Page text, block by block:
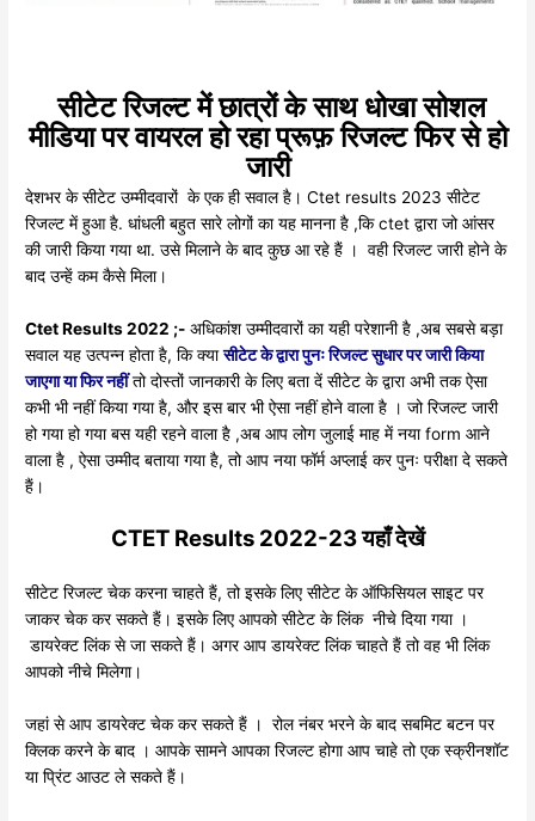
सीटेट रिजल्ट में छात्रों के साथ धोखा सोशल
मीडिया पर वायरल हो रहा प्रूफ़ रिजल्ट फिर से हो
जारी
देशभर के सीटेट उम्मीदवारों के एक ही सवाल है। Ctet results 2023 सीटेट
रिजल्ट में हुआ है. धांधली बहुत सारे लोगों का यह मानना है ,कि ctet द्वारा जो आंसर
की जारी किया गया था. उसे मिलाने के बाद कुछ आ रहे हैं । वही रिजल्ट जारी होने के
बाद उन्हें कम कैसे मिला।
Ctet Results 2022 ;- अधिकांश उम्मीदवारों का यही परेशानी है ,अब सबसे बड़ा
सवाल यह उत्पन्न होता है, कि क्यासीटेट के द्वारा पुनः रिजल्ट सुधार पर जारी किया
जाएगा या फिर नहींतो दोस्तों जानकारी के लिए बता दें सीटेट के द्वारा अभी तक ऐसा
कभी भी नहीं किया गया है, और इस बार भी ऐसा नहीं होने वाला है । जो रिजल्ट जारी
हो गया हो गया बस यही रहने वाला है ,अब आप लोग जुलाई माह में नया form आने
वाला है , ऐसा उम्मीद बताया गया है, तो आप नया फॉर्म अप्लाई कर पुनः परीक्षा दे सकते
हैं।
CTET Results 2022-23 यहाँ देखें
सीटेट रिजल्ट चेक करना चाहते हैं, तो इसके लिए सीटेट के ऑफिसियल साइट पर
जाकर चेक कर सकते हैं। इसके लिए आपको सीटेट के लिंक नीचे दिया गया ।
डायरेक्ट लिंक से जा सकते हैं। अगर आप डायरेक्ट लिंक चाहते हैं तो वह भी लिंक
आपको नीचे मिलेगा।
जहां से आप डायरेक्ट चेक कर सकते हैं । रोल नंबर भरने के बाद सबमिट बटन पर
क्लिक करने के बाद । आपके सामने आपका रिजल्ट होगा आप चाहे तो एक स्क्रीनशॉट
या प्रिंट आउट ले सकते हैं।